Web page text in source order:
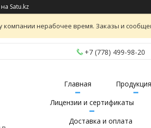
на Satu.kz
компании нерабочее время. Заказы и
+7 (778) 499-98-20
Главная Продукция
Лицензии и сертификаты
Доставка и оплата